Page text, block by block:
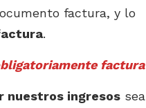
factura, y lo
.
factura
nuestros ingresos sea